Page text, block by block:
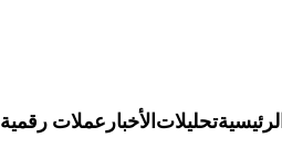
الرئيسيةتحليلات الأخبار عملات رقمية